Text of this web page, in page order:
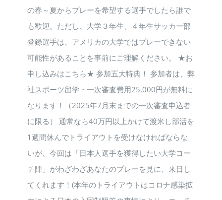
の春～夏からプレーを希望する選手でしたら誰で
も歓迎。ただし、大学３年生、４年生サッカー部
登録選手は、アメリカの大学ではプレーできない
可能性があることを事前にご理解ください。 ★お
申し込みはこちら★ 参加五大特典！ 参加者は、弊
社スポーツ留学・一次審査費用25,000円が無料に
なります！（2025年7月末までの一次審査申込者
に限る） 通常なら40万円以上かけて渡米し部活を
1週間休んでトライアウトを受けなければならな
いが、今回は「日本人選手を獲得したい大学コー
チ陣」がわざわざあなたのプレーを見に、来日し
てくれます！(本年のトライアウトはコロナ感染拡